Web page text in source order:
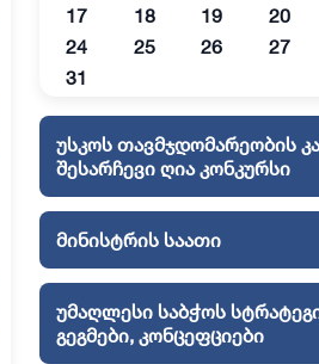
17
18 19 20
24
25 26 27
31
უსკოს თავმჯდომარეობის
შესარჩევი ღია კონკურსი
მინისტრის საათი
უმაღლესი საბჭოს
გეგმები, კონცეფციები